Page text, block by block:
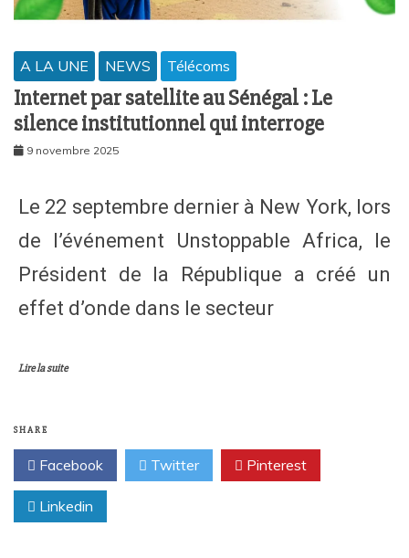
A LA UNE NEWS Télécoms
Internet par satellite au Sénégal : Le
silence institutionnel qui interroge
9 novembre 2025
Le 22 septembre dernier à New York, lors
de l’événement Unstoppable Africa, le
Président de la République a créé un
effet d’onde dans le secteur
Lire la suite
SHARE
Facebook Twitter Pinterest
Linkedin